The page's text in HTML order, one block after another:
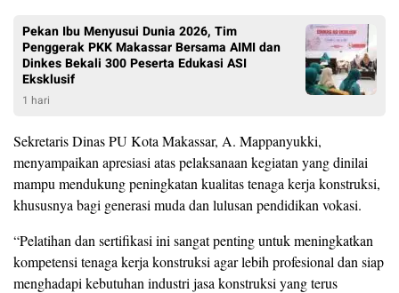
Pekan Ibu Menyusui Dunia 2026, Tim
Penggerak PKK Makassar Bersama AIMI dan
Dinkes Bekali 300 Peserta Edukasi ASI
Eksklusif
1 hari
Sekretaris Dinas PU Kota Makassar, A. Mappanyukki,
menyampaikan apresiasi atas pelaksanaan kegiatan yang dinilai
mampu mendukung peningkatan kualitas tenaga kerja konstruksi,
khususnya bagi generasi muda dan lulusan pendidikan vokasi.
“Pelatihan dan sertifikasi ini sangat penting untuk meningkatkan
kompetensi tenaga kerja konstruksi agar lebih profesional dan siap
menghadapi kebutuhan industri jasa konstruksi yang terus